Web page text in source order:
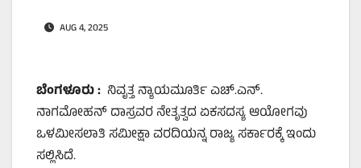
AUG 4, 2025
ಬೆಂಗಳೂರು : ನಿವೃತ್ತ ನ್ಯಾಯಮೂರ್ತಿ ಎಚ್.ಎನ್.
ನಾಗಮೋಹನ್ ದಾಸ್ರವರ ನೇತೃತ್ವದ ಏಕಸದಸ್ಯ ಆಯೋಗವು
ಒಳಮೀಸಲಾತಿ ಸಮೀಕ್ಷಾ ವರದಿಯನ್ನ ರಾಜ್ಯ ಸರ್ಕಾರಕ್ಕೆ ಇಂದು
ಸಲ್ಲಿಸಿದೆ.